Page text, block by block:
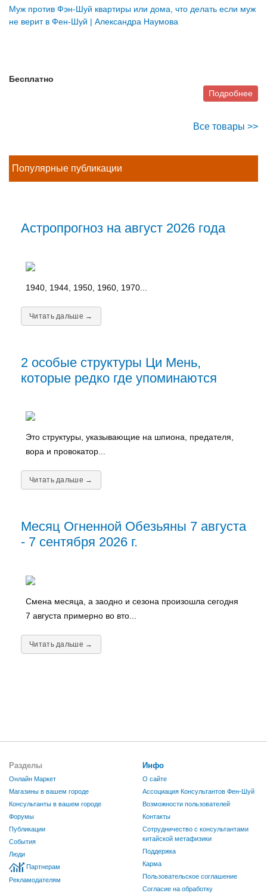
Муж против Фэн-Шуй квартиры или дома, что делать если муж
не верит в Фен-Шуй | Александра Наумова
Бесплатно
Подробнее
Все товары >>
Популярные публикации
Астропрогноз на август 2026 года
1940, 1944, 1950, 1960, 1970...
Читать дальше →
2 особые структуры Ци Мень,
которые редко где упоминаются
Это структуры, указывающие на шпиона, предателя,
вора и провокатор...
Читать дальше →
Месяц Огненной Обезьяны 7 августа
- 7 сентября 2026 г.
Смена месяца, а заодно и сезона произошла сегодня
7 августа примерно во вто...
Читать дальше →
Разделы
Онлайн Маркет
Магазины в вашем городе
Консультанты в вашем городе
Форумы
Публикации
События
Люди
Партнерам
Рекламодателям
Инфо
О сайте
Ассоциация Консультантов Фен-Шуй
Возможности пользователей
Контакты
Сотрудничество с консультантами
китайской метафизики
Поддержка
Карма
Пользовательское соглашение
Согласие на обработку